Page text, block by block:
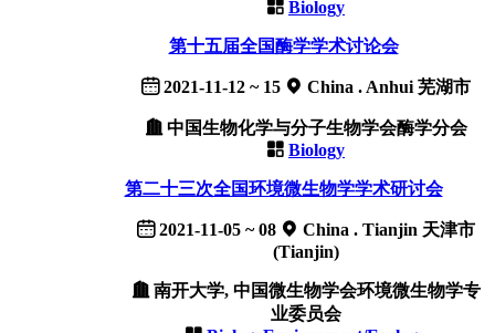
Biology
第十五届全国酶学学术讨论会
2021-11-12 ~ 15 China . Anhui 芜湖市
中国生物化学与分子生物学会酶学分会
Biology
第二十三次全国环境微生物学学术研讨会
2021-11-05 ~ 08
China . Tianjin 天津市
(Tianjin)
南开大学, 中国微生物学会环境微生物学专
业委员会